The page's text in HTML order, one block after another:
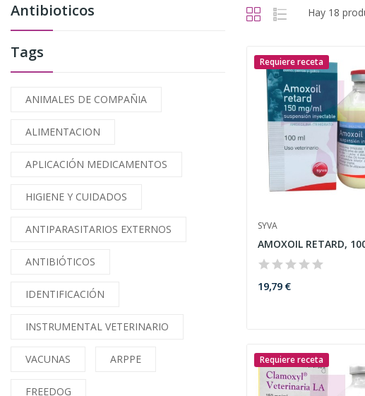
Antibioticos
Tags
ANIMALES DE COMPAÑIA
ALIMENTACION
APLICACIÓN MEDICAMENTOS
HIGIENE Y CUIDADOS
ANTIPARASITARIOS EXTERNOS
ANTIBIÓTICOS
IDENTIFICACIÓN
INSTRUMENTAL VETERINARIO
VACUNAS ARPPE
FREEDOG
Hay 18
Requiere receta
SYVA
AMOXOIL RETARD,
19,79 €
Requiere receta